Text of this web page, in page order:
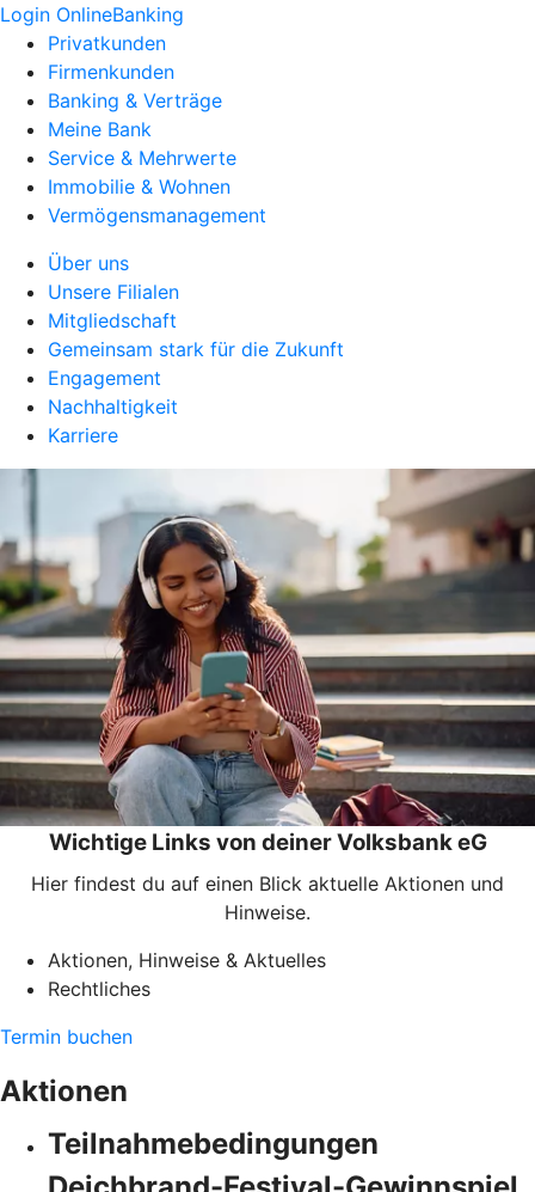
Login OnlineBanking
Privatkunden
Firmenkunden
Banking & Verträge
Meine Bank
Service & Mehrwerte
Immobilie & Wohnen
Vermögensmanagement
Über uns
Unsere Filialen
Mitgliedschaft
Gemeinsam stark für die Zukunft
Engagement
Nachhaltigkeit
Karriere
Wichtige Links von deiner Volksbank eG
Hier findest du auf einen Blick aktuelle Aktionen und
Hinweise.
Aktionen, Hinweise & Aktuelles
Rechtliches
Termin buchen
Aktionen
Teilnahmebedingungen